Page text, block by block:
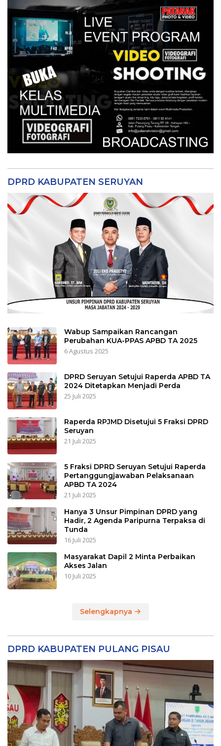
DPRD KABUPATEN SERUYAN
Wabup Sampaikan Rancangan
Perubahan KUA-PPAS APBD TA 2025
6 Agustus 2025
DPRD Seruyan Setujui Raperda APBD TA
2024 Ditetapkan Menjadi Perda
25 Juli 2025
Raperda RPJMD Disetujui 5 Fraksi DPRD
Seruyan
21 Juli 2025
5 Fraksi DPRD Seruyan Setujui Raperda
Pertanggungjawaban Pelaksanaan
APBD TA 2024
21 Juli 2025
Hanya 3 Unsur Pimpinan DPRD yang
Hadir, 2 Agenda Paripurna Terpaksa di
Tunda
16 Juli 2025
Masyarakat Dapil 2 Minta Perbaikan
Akses Jalan
10 Juli 2025
Selengkapnya
DPRD KABUPATEN PULANG PISAU